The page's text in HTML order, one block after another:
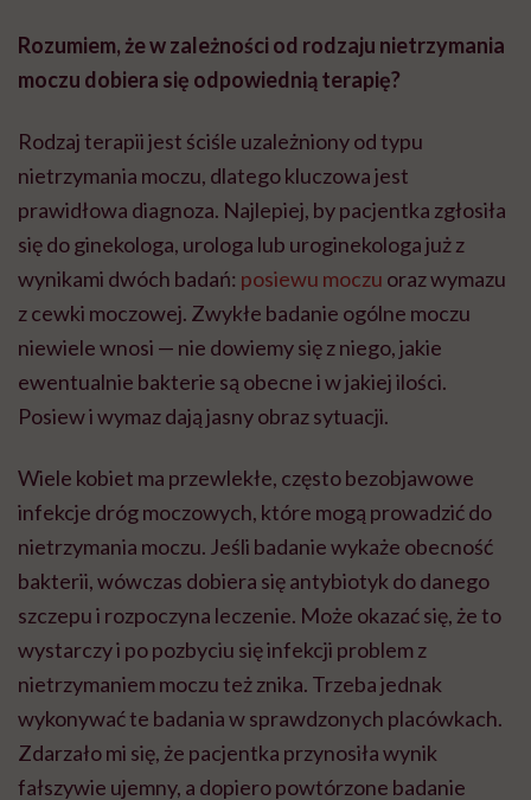
Rozumiem, że w zależności od rodzaju nietrzymania
moczu dobiera się odpowiednią terapię?
Rodzaj terapii jest ściśle uzależniony od typu
nietrzymania moczu, dlatego kluczowa jest
prawidłowa diagnoza. Najlepiej, by pacjentka zgłosiła
się do ginekologa, urologa lub uroginekologa już z
wynikami dwóch badań: posiewu moczu oraz wymazu
z cewki moczowej. Zwykłe badanie ogólne moczu
niewiele wnosi — nie dowiemy się z niego, jakie
ewentualnie bakterie są obecne i w jakiej ilości.
Posiew i wymaz dają jasny obraz sytuacji.
Wiele kobiet ma przewlekłe, często bezobjawowe
infekcje dróg moczowych, które mogą prowadzić do
nietrzymania moczu. Jeśli badanie wykaże obecność
bakterii, wówczas dobiera się antybiotyk do danego
szczepu i rozpoczyna leczenie. Może okazać się, że to
wystarczy i po pozbyciu się infekcji problem z
nietrzymaniem moczu też znika. Trzeba jednak
wykonywać te badania w sprawdzonych placówkach.
Zdarzało mi się, że pacjentka przynosiła wynik
fałszywie ujemny, a dopiero powtórzone badanie